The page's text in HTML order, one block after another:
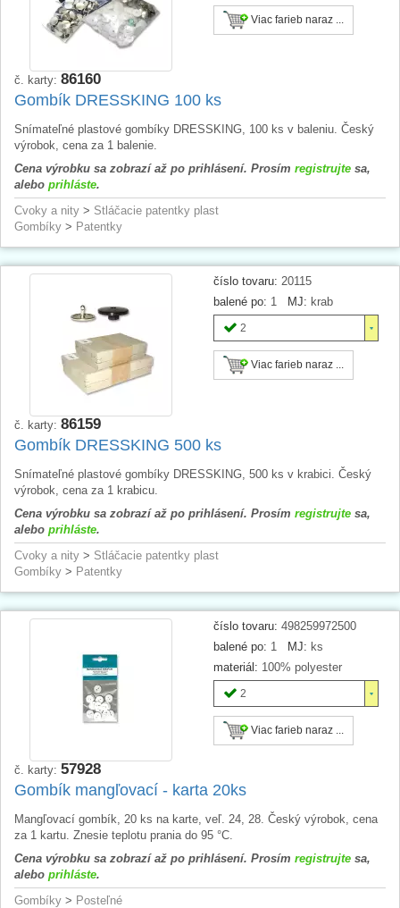
Viac farieb naraz ...
č. karty: 86160
Gombík DRESSKING 100 ks
Snímateľné plastové gombíky DRESSKING, 100 ks v baleniu. Český
výrobok, cena za 1 balenie.
Cena výrobku sa zobrazí až po prihlásení. Prosím registrujte sa,
alebo prihláste.
Cvoky a nity > Stláčacie patentky plast
Gombíky > Patentky
číslo tovaru: 20115
balené po: 1 MJ: krab
2
Viac farieb naraz ...
č. karty: 86159
Gombík DRESSKING 500 ks
Snímateľné plastové gombíky DRESSKING, 500 ks v krabici. Český
výrobok, cena za 1 krabicu.
Cena výrobku sa zobrazí až po prihlásení. Prosím registrujte sa,
alebo prihláste.
Cvoky a nity > Stláčacie patentky plast
Gombíky > Patentky
číslo tovaru: 498259972500
balené po: 1 MJ: ks
materiál: 100% polyester
2
Viac farieb naraz ...
č. karty: 57928
Gombík mangľovací - karta 20ks
Mangľovací gombík, 20 ks na karte, veľ. 24, 28. Český výrobok, cena
za 1 kartu. Znesie teplotu prania do 95 °C.
Cena výrobku sa zobrazí až po prihlásení. Prosím registrujte sa,
alebo prihláste.
Gombíky > Posteľné